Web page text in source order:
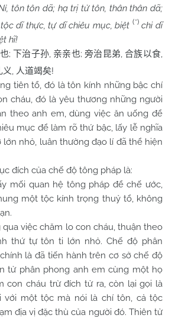
tôn tôn dã; hạ trị tử tôn, thân thân dã;
dĩ thực, tự dĩ chiêu mục, biệt (*)chi dĩ
hĩ!
;下治子孙, 亲亲也;旁治昆弟, 合族以食,
义, 人道竭矣!
tổ, đó là tôn kính những bậc chí
cháu, đó là yêu thương những người
theo anh em, dùng việc ăn uống để
mục để làm rõ thứ bậc, lấy lễ nghĩa
lớn nhỏ, luân thường đạo lí đã thể hiện
của chế độ tông pháp là:
quan hệ tông pháp để chế ước,
một tộc kính trọng thuỷ tổ, không
qua việc chăm lo con cháu, thuận theo
thứ tự tôn ti lớn nhỏ. Chế độ phân
là đã tiến hành trên cơ sở chế độ
tử phân phong anh em cùng một họ
con cháu trừ đích tử ra, còn lại gọi là
với một tộc mà nói là chí tôn, cả tộc
địa vị đặc thù của người đó. Thiên tử